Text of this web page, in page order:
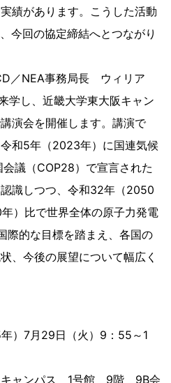
績があります。こうした活動
今回の協定締結へとつながり
／NEA事務局長 ウィリア
学し、近畿大学東大阪キャン
演会を開催します。講演で
和5年（2023年）に国連気候
議（COP28）で宣言された
認識しつつ、令和32年（2050
）比で世界全体の原子力発電
際的な目標を踏まえ、各国の
、今後の展望について幅広く
7月29日（火）9：55～1
ャンパス 1号館 9階 9B会